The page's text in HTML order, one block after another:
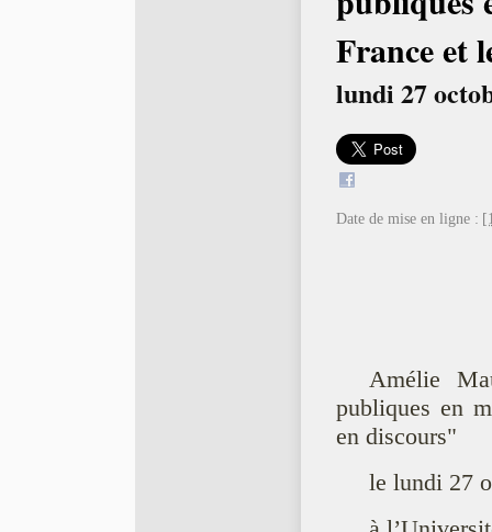
France et
lundi 27
Date de mise en ligne :
Amélie
publiques en
en discours"
le lundi 27